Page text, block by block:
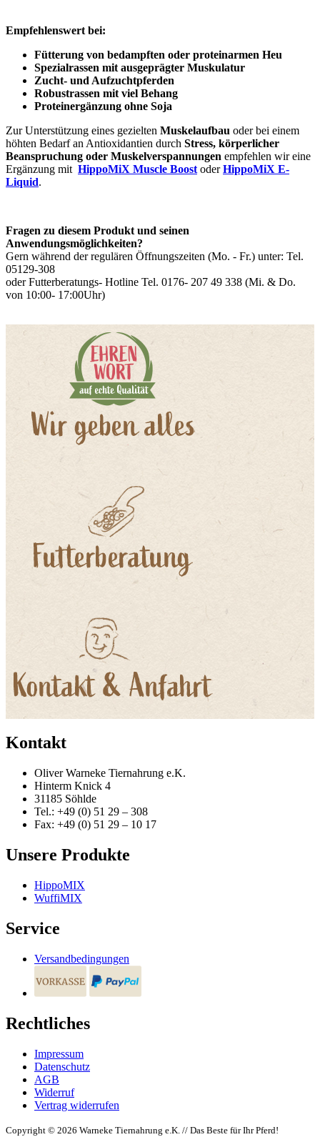
Empfehlenswert bei:
Fütterung von bedampften oder proteinarmen Heu
Spezialrassen mit ausgeprägter Muskulatur
Zucht- und Aufzuchtpferden
Robustrassen mit viel Behang
Proteinergänzung ohne Soja
Zur Unterstützung eines gezielten Muskelaufbau oder bei einem
höhten Bedarf an Antioxidantien durch Stress, körperlicher
Beanspruchung oder Muskelverspannungen empfehlen wir eine
Ergänzung mit HippoMiX Muscle Boost oderHippoMiX E-
Liquid.
Fragen zu diesem Produkt und seinen
Anwendungsmöglichkeiten?
Gern während der regulären Öffnungszeiten (Mo. - Fr.) unter: Tel.
05129-308
oder Futterberatungs- Hotline Tel. 0176- 207 49 338 (Mi. & Do.
von 10:00- 17:00Uhr)
Kontakt
Oliver Warneke Tiernahrung e.K.
Hinterm Knick 4
31185 Söhlde
Tel.: +49 (0) 51 29 – 308
Fax: +49 (0) 51 29 – 10 17
Unsere Produkte
HippoMIX
WuffiMIX
Service
Versandbedingungen
Rechtliches
Impressum
Datenschutz
AGB
Widerruf
Vertrag widerrufen
Copyright © 2026 Warneke Tiernahrung e.K. // Das Beste für Ihr Pferd!